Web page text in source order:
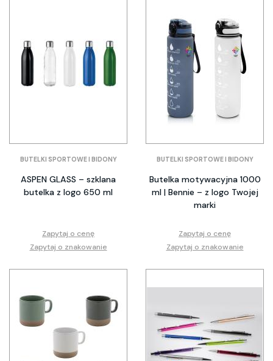
BUTELKI SPORTOWE I BIDONY
ASPEN GLASS – szklana
butelka z logo 650 ml
Zapytaj o cenę
Zapytaj o znakowanie
BUTELKI SPORTOWE I BIDONY
Butelka motywacyjna 1000
ml | Bennie – z logo Twojej
marki
Zapytaj o cenę
Zapytaj o znakowanie